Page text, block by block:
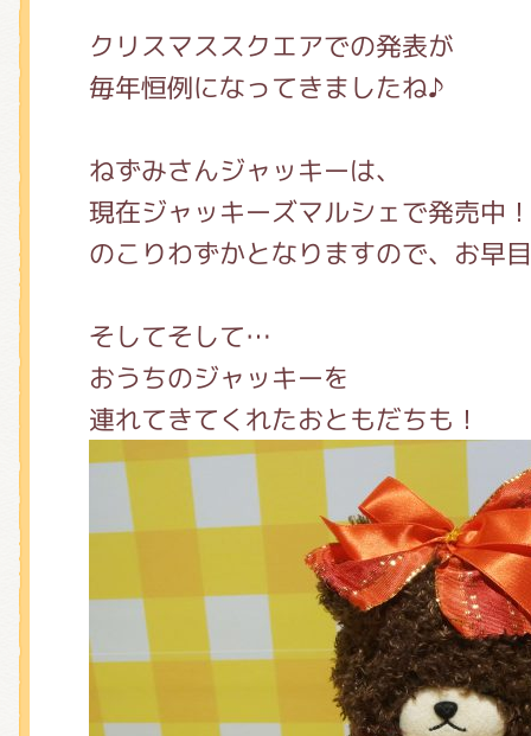
クリスマススクエアでの発表が
毎年恒例になってきましたね♪
ねずみさんジャッキーは、
現在ジャッキーズマルシェで発売中！
のこりわずかとなりますので、お早
そしてそして…
おうちのジャッキーを
連れてきてくれたおともだちも！